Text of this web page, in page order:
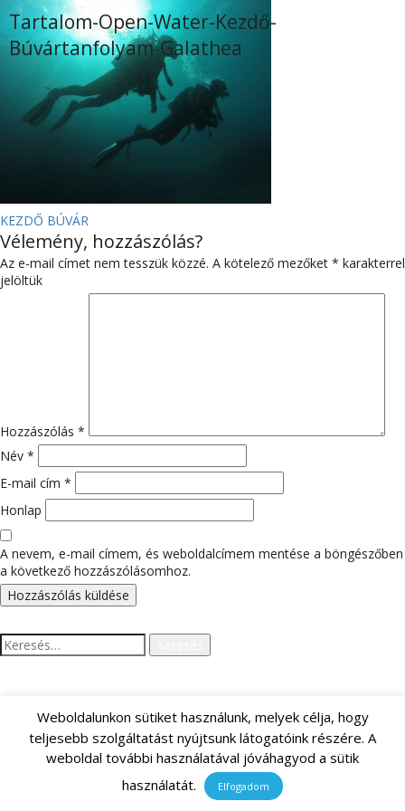
Tartalom-Open-Water-Kezdő-
Búvártanfolyam-Galathea
BEJEGYZÉS
NAVIGÁCIÓ
KEZDŐ BÚVÁR
Vélemény, hozzászólás?
Az e-mail címet nem tesszük közzé. A kötelező mezőket * karakterrel
jelöltük
Hozzászólás *
Név *
E-mail cím *
Honlap
A nevem, e-mail címem, és weboldalcímem mentése a böngészőben
a következő hozzászólásomhoz.
Keresés:
LEGUTÓBBI HOZZÁSZÓLÁSOK
ARCHÍVUM
Weboldalunkon sütiket használunk, melyek célja, hogy
teljesebb szolgáltatást nyújtsunk látogatóink részére. A
weboldal további használatával jóváhagyod a sütik
használatát.
Elfogadom